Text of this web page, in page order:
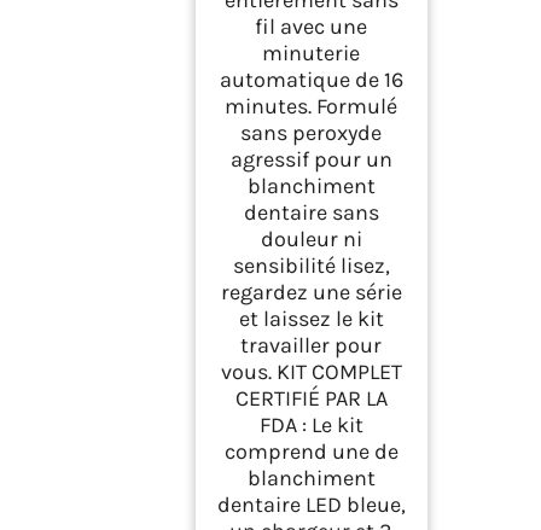
fil avec une
minuterie
automatique de 16
minutes. Formulé
sans peroxyde
agressif pour un
blanchiment
dentaire sans
douleur ni
sensibilité lisez,
regardez une série
et laissez le kit
travailler pour
vous. KIT COMPLET
CERTIFIÉ PAR LA
FDA : Le kit
comprend une de
blanchiment
dentaire LED bleue,